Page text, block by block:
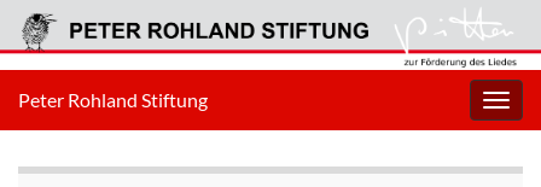
Peter Rohland Stiftung